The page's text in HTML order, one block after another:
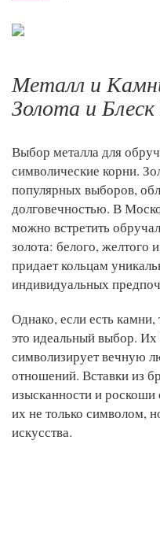
Металл и
Золота и
Выбор металла для
символические корни.
популярных выборов,
долговечностью. В
можно встретить
золота: белого, желтого
придает кольцам
индивидуальных
Однако, если есть
это идеальный выбор. Их
символизирует вечную
отношений. Вставки из
изысканности и
их не только символом,
искусства.